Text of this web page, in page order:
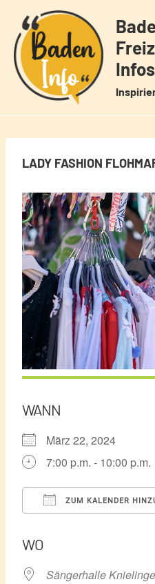
Inhalt
springen
Infos
LADY FASHION
WANN
März 22, 2024
7:00 p.m. - 10:00 p.m.
ZUM KALENDER
WO
Sängerhalle